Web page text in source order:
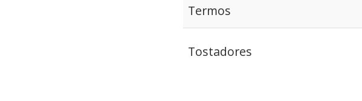
Termos
Tostadores